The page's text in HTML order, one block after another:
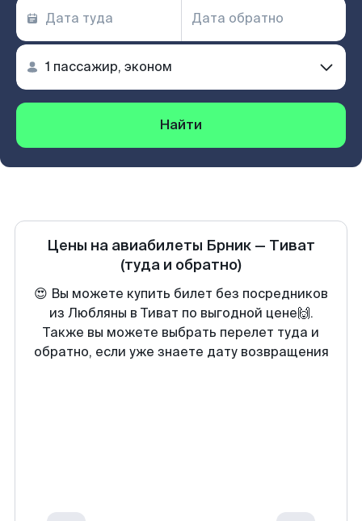
Найти
Цены на авиабилеты Брник — Тиват
(туда и обратно)
😍 Вы можете купить билет без посредников
из Любляны в Тиват по выгодной цене🙌.
Также вы можете выбрать перелет туда и
обратно, если уже знаете дату возвращения